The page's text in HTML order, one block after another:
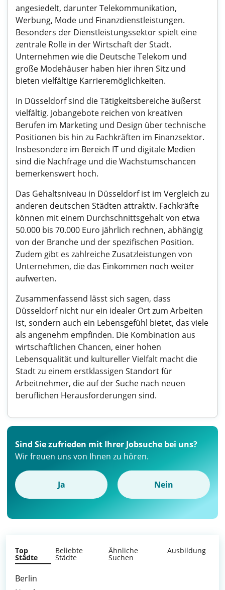
angesiedelt, darunter Telekommunikation,
Werbung, Mode und Finanzdienstleistungen.
Besonders der Dienstleistungssektor spielt eine
zentrale Rolle in der Wirtschaft der Stadt.
Unternehmen wie die Deutsche Telekom und
große Modehäuser haben hier ihren Sitz und
bieten vielfältige Karrieremöglichkeiten.
In Düsseldorf sind die Tätigkeitsbereiche äußerst
vielfältig. Jobangebote reichen von kreativen
Berufen im Marketing und Design über technische
Positionen bis hin zu Fachkräften im Finanzsektor.
Insbesondere im Bereich IT und digitale Medien
sind die Nachfrage und die Wachstumschancen
bemerkenswert hoch.
Das Gehaltsniveau in Düsseldorf ist im Vergleich zu
anderen deutschen Städten attraktiv. Fachkräfte
können mit einem Durchschnittsgehalt von etwa
50.000 bis 70.000 Euro jährlich rechnen, abhängig
von der Branche und der spezifischen Position.
Zudem gibt es zahlreiche Zusatzleistungen von
Unternehmen, die das Einkommen noch weiter
aufwerten.
Zusammenfassend lässt sich sagen, dass
Düsseldorf nicht nur ein idealer Ort zum Arbeiten
ist, sondern auch ein Lebensgefühl bietet, das viele
als angenehm empfinden. Die Kombination aus
wirtschaftlichen Chancen, einer hohen
Lebensqualität und kultureller Vielfalt macht die
Stadt zu einem erstklassigen Standort für
Arbeitnehmer, die auf der Suche nach neuen
beruflichen Herausforderungen sind.
Sind Sie zufrieden mit Ihrer Jobsuche bei uns?
Wir freuen uns von Ihnen zu hören.
Ja Nein
Top
Städte
Beliebte
Städte
Ähnliche
Suchen
Ausbildung
Berlin